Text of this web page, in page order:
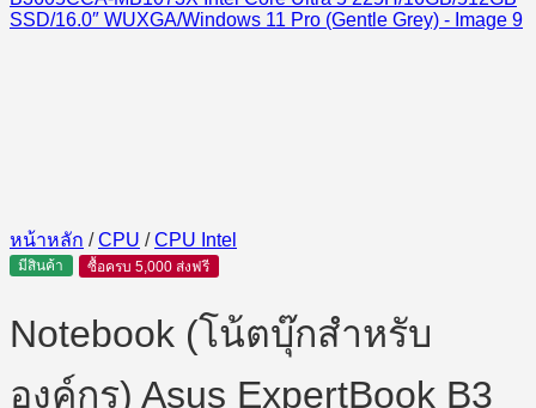
หน้าหลัก / CPU / CPU Intel
มีสินค้า ซื้อครบ 5,000 ส่งฟรี
Notebook (โน้ตบุ๊กสำหรับ
องค์กร) Asus ExpertBook B3